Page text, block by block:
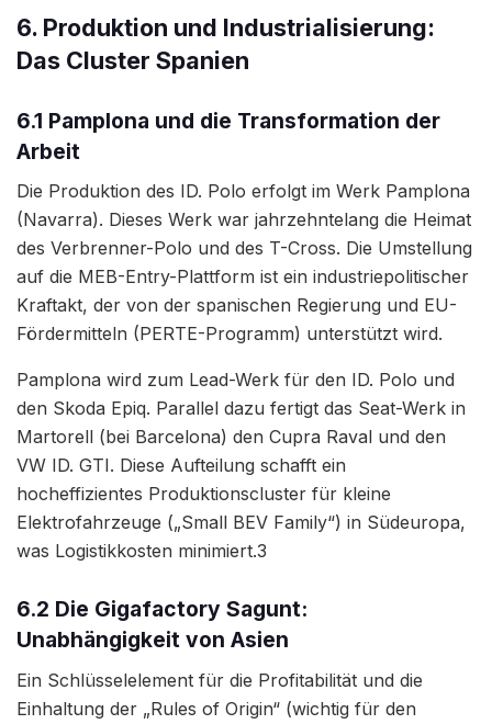
6. Produktion und Industrialisierung:
Das Cluster Spanien
6.1 Pamplona und die Transformation der
Arbeit
Die Produktion des ID. Polo erfolgt im Werk Pamplona
(Navarra). Dieses Werk war jahrzehntelang die Heimat
des Verbrenner-Polo und des T-Cross. Die Umstellung
auf die MEB-Entry-Plattform ist ein industriepolitischer
Kraftakt, der von der spanischen Regierung und EU-
Fördermitteln (PERTE-Programm) unterstützt wird.
Pamplona wird zum Lead-Werk für den ID. Polo und
den Skoda Epiq. Parallel dazu fertigt das Seat-Werk in
Martorell (bei Barcelona) den Cupra Raval und den
VW ID. GTI. Diese Aufteilung schafft ein
hocheffizientes Produktionscluster für kleine
Elektrofahrzeuge („Small BEV Family“) in Südeuropa,
was Logistikkosten minimiert.3
6.2 Die Gigafactory Sagunt:
Unabhängigkeit von Asien
Ein Schlüsselelement für die Profitabilität und die
Einhaltung der „Rules of Origin“ (wichtig für den